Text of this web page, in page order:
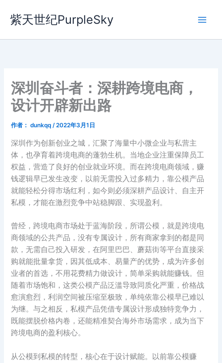
容
紫天世纪PurpleSky
深圳奋斗者：深耕跨境电商，
设计开辟新出路
作者： dunkqq/2022年3月1日
深圳作为创新创业之城，汇聚了海量中小微企业与私营主
体，也孕育着跨境电商的蓬勃生机。当地企业注重保障员工
权益，营造了良好的创业就业环境。而在跨境电商领域，赚
钱逻辑早已发生改变，以前无需投入过多精力，靠公模产品
就能轻松分得市场红利，如今则必须深耕产品设计、自主开
私模，才能在激烈竞争中站稳脚跟、实现盈利。
曾经，跨境电商市场处于蓝海阶段，所谓公模，就是跨境电
商领域的公共产品，没有专属设计，所有商家拿到的都是同
款，无需自己投入研发，在阿里巴巴、蘑菇街等平台直接采
购就能批量拿货，因其低成本、易量产的优势，成为许多创
业者的首选，不用花费精力做设计，简单采购就能赚钱。但
随着市场饱和，这类公模产品泛滥导致同质化严重，价格战
愈演愈烈，利润空间被压缩至极致，单纯依靠公模早已难以
为继。与之相反，私模产品凭借专属设计形成独特竞争力，
既能摆脱价格内卷，还能精准契合海外市场需求，成为当下
跨境电商的盈利核心。
从公模到私模的转型，核心在于设计赋能。以前靠公模赚